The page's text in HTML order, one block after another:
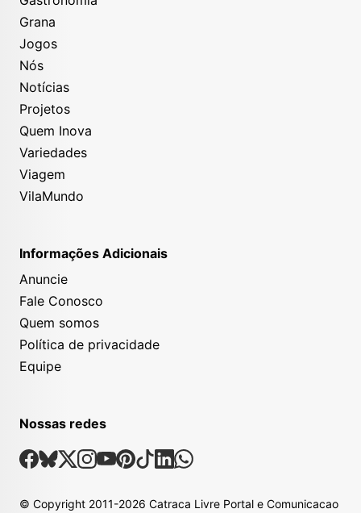
Grana
Jogos
Nós
Notícias
Projetos
Quem Inova
Variedades
Viagem
VilaMundo
Informações Adicionais
Anuncie
Fale Conosco
Quem somos
Política de privacidade
Equipe
Nossas redes
Nossas Redes Sociais
Facebook
Bsky
X Instagram
Youtube
Pinterest
TiktokLinkedin
Whatsapp
© Copyright 2011-2026 Catraca Livre Portal e Comunicacao